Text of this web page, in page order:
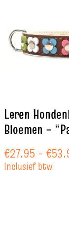
Leren
Bloemen –
€27.95 - €
Inclusief btw